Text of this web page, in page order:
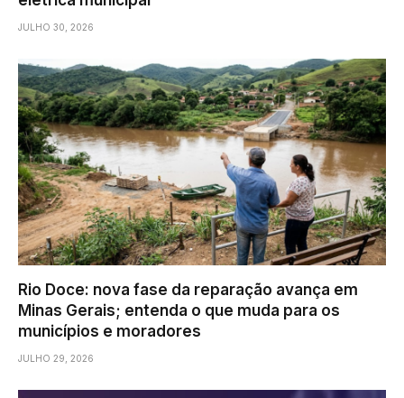
JULHO 30, 2026
Rio Doce: nova fase da reparação avança em
Minas Gerais; entenda o que muda para os
municípios e moradores
JULHO 29, 2026